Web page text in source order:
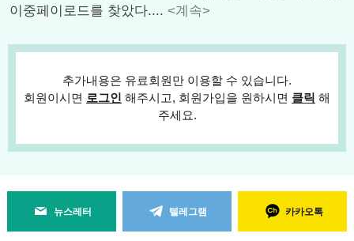
이중페이로드를 찾았다.... <계속>
추가내용은 유료회원만 이용할 수 있습니다.
회원이시면 로그인 해주시고, 회원가입을 원하시면 클릭 해
주세요.
뉴스레터 텔레그램 카카오톡